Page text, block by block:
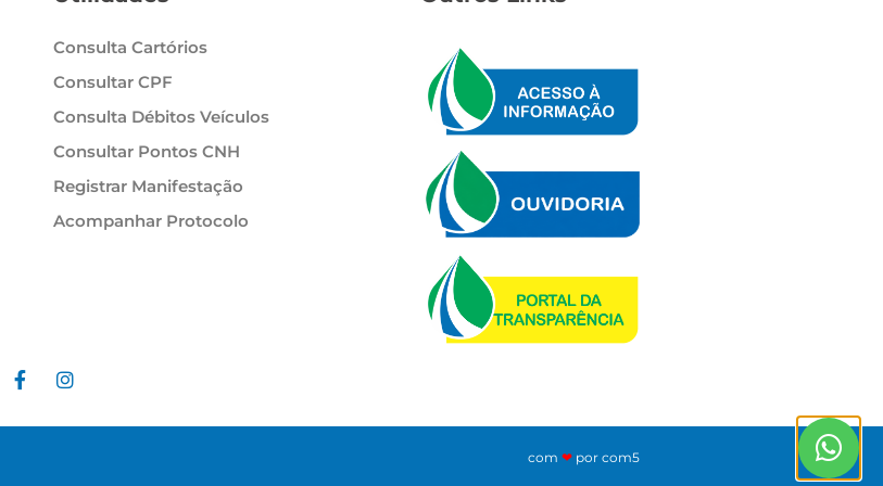
Consulta Cartórios
Consultar CPF
Consulta Débitos Veículos
Consultar Pontos CNH
Registrar Manifestação
Acompanhar Protocolo
com ❤ por com5​​